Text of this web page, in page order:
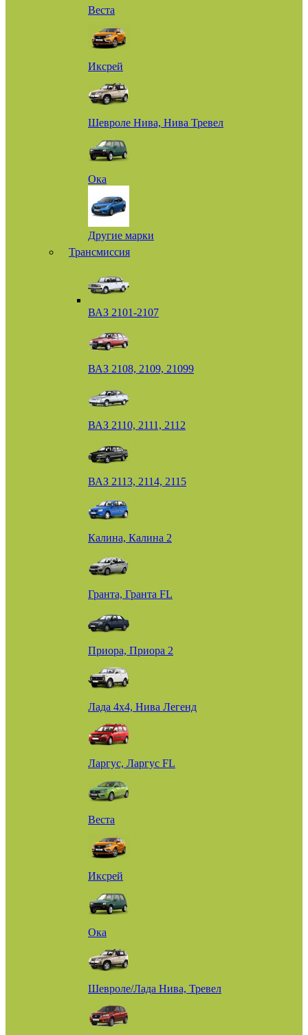
Веста
Иксрей
Шевроле Нива, Нива Тревел
Ока
Другие марки
Трансмиссия
ВАЗ 2101-2107
ВАЗ 2108, 2109, 21099
ВАЗ 2110, 2111, 2112
ВАЗ 2113, 2114, 2115
Калина, Калина 2
Гранта, Гранта FL
Приора, Приора 2
Лада 4х4, Нива Легенд
Ларгус, Ларгус FL
Веста
Иксрей
Ока
Шевроле/Лада Нива, Тревел